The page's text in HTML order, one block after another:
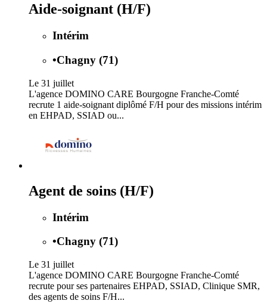
Aide-soignant (H/F)
Intérim
•Chagny (71)
Le 31 juillet
L'agence DOMINO CARE Bourgogne Franche-Comté
recrute 1 aide-soignant diplômé F/H pour des missions intérim
en EHPAD, SSIAD ou...
Agent de soins (H/F)
Intérim
•Chagny (71)
Le 31 juillet
L'agence DOMINO CARE Bourgogne Franche-Comté
recrute pour ses partenaires EHPAD, SSIAD, Clinique SMR,
des agents de soins F/H...